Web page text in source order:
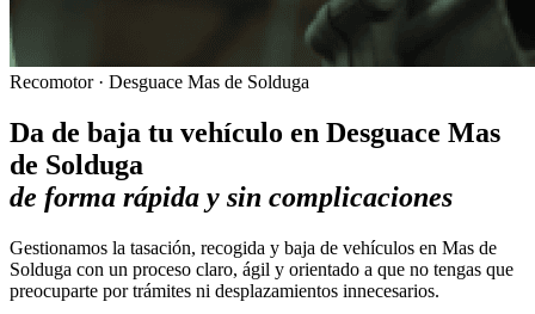
Recomotor · Desguace Mas de Solduga
Da de baja tu vehículo en Desguace Mas
de Solduga
de forma rápida y sin complicaciones
Gestionamos la tasación, recogida y baja de vehículos en Mas de
Solduga con un proceso claro, ágil y orientado a que no tengas que
preocuparte por trámites ni desplazamientos innecesarios.